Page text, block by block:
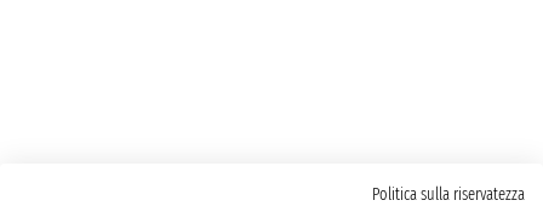
Politica sulla riservatezza